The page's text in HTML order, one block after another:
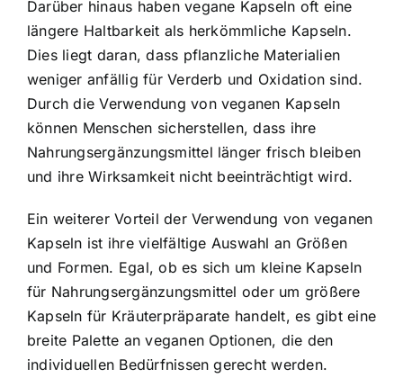
Darüber hinaus haben vegane Kapseln oft eine
längere Haltbarkeit als herkömmliche Kapseln.
Dies liegt daran, dass pflanzliche Materialien
weniger anfällig für Verderb und Oxidation sind.
Durch die Verwendung von veganen Kapseln
können Menschen sicherstellen, dass ihre
Nahrungsergänzungsmittel länger frisch bleiben
und ihre Wirksamkeit nicht beeinträchtigt wird.
Ein weiterer Vorteil der Verwendung von veganen
Kapseln ist ihre vielfältige Auswahl an Größen
und Formen. Egal, ob es sich um kleine Kapseln
für Nahrungsergänzungsmittel oder um größere
Kapseln für Kräuterpräparate handelt, es gibt eine
breite Palette an veganen Optionen, die den
individuellen Bedürfnissen gerecht werden.